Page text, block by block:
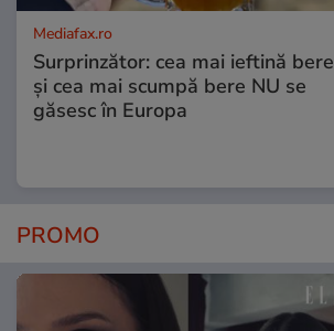
Mediafax.ro
Surprinzător: cea mai ieftină bere
și cea mai scumpă bere NU se
găsesc în Europa
PROMO